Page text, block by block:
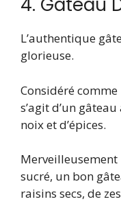
L’authentique
glorieuse.
Considéré
s’agit d’un
noix et d’épices.
sucré, un bon
raisins secs, de